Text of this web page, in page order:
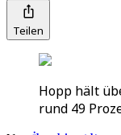
Teilen
Hopp hält
rund 49